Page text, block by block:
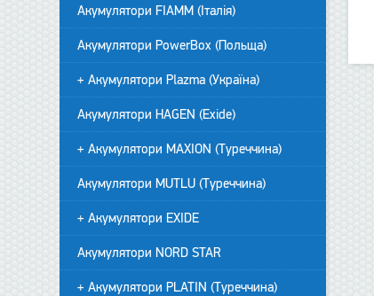
Акумулятори FIAMM (Італія)
Акумулятори PowerBox (Польща)
+ Акумулятори Plazma (Україна)
Акумулятори HAGEN (Exide)
+ Акумулятори MAXION (Туреччина)
Акумулятори MUTLU (Туреччина)
+ Акумулятори EXIDE
Акумулятори NORD STAR
+ Акумулятори PLATIN (Туреччина)